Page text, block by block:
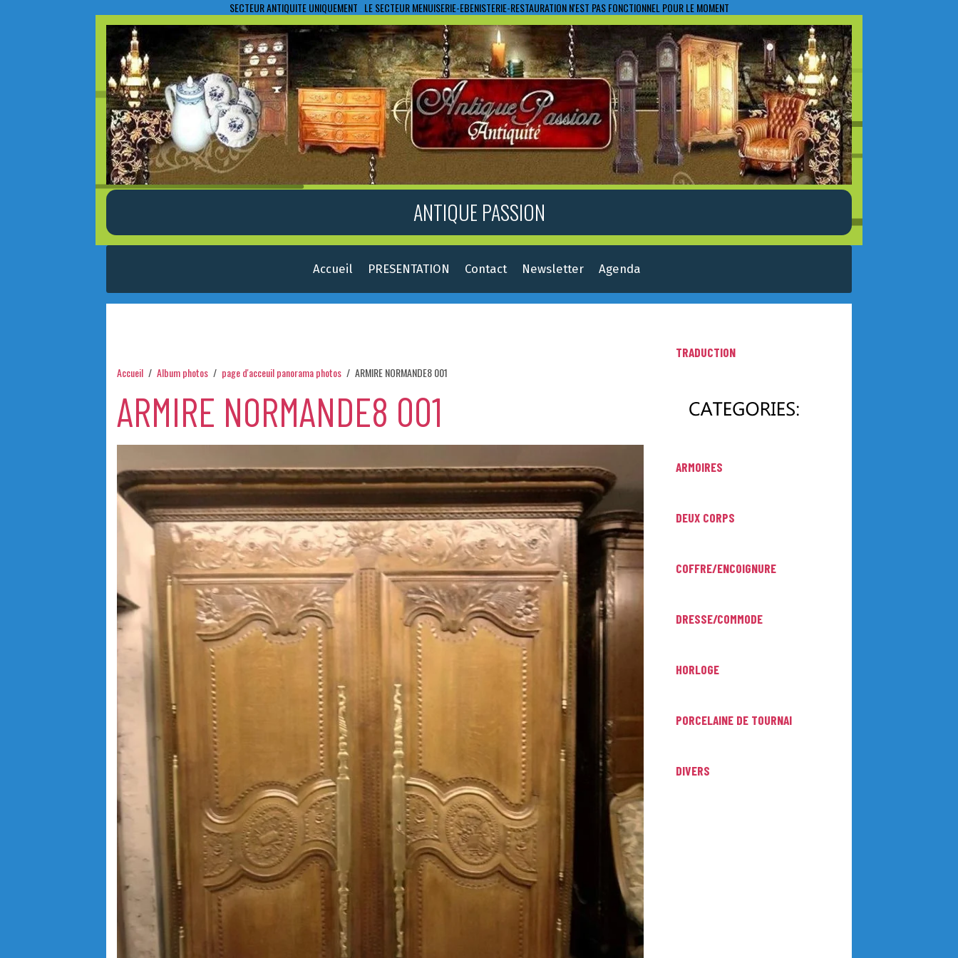
SECTEUR ANTIQUITE UNIQUEMENT LE SECTEUR MENUISERIE-EBENISTERIE-RESTAURATION N'EST PAS FONCTIONNEL POUR LE MOMENT
ANTIQUE PASSION
Accueil PRESENTATION Contact Newsletter Agenda
Accueil Album photos page d'acceuil panorama photos ARMIRE NORMANDE8 001
ARMIRE NORMANDE8 001
TRADUCTION
ARMOIRES
DEUX CORPS
COFFRE/ENCOIGNURE
DRESSE/COMMODE
HORLOGE
PORCELAINE DE TOURNAI
DIVERS